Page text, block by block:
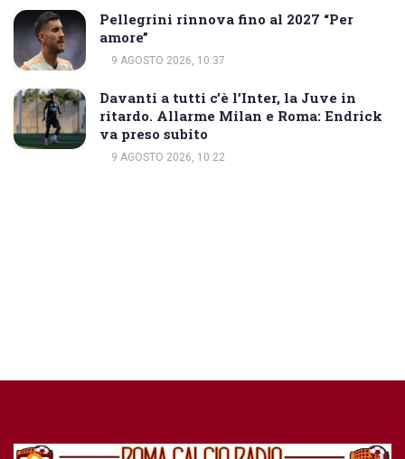
Pellegrini rinnova fino al 2027 “Per
amore”
9 AGOSTO 2026, 10:37
Davanti a tutti c’è l’Inter, la Juve in
ritardo. Allarme Milan e Roma: Endrick
va preso subito
9 AGOSTO 2026, 10:22